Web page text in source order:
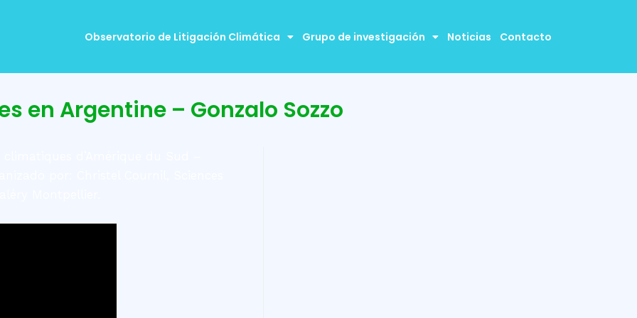
Observatorio de Litigación Climática Grupo de investigación Noticias Contacto
en Argentine – Gonzalo Sozzo